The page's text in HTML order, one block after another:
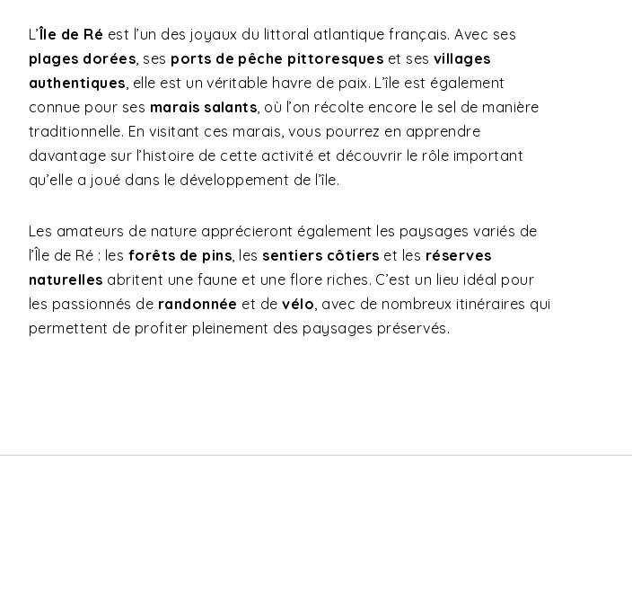
L’Île de Ré est l’un des joyaux du littoral atlantique français. Avec ses
plages dorées, ses ports de pêche pittoresques et ses villages
authentiques, elle est un véritable havre de paix. L’île est également
connue pour ses marais salants, où l’on récolte encore le sel de manière
traditionnelle. En visitant ces marais, vous pourrez en apprendre
davantage sur l’histoire de cette activité et découvrir le rôle important
qu’elle a joué dans le développement de l’île.
Les amateurs de nature apprécieront également les paysages variés de
l’Île de Ré : les forêts de pins, les sentiers côtiers et les réserves
naturelles abritent une faune et une flore riches. C’est un lieu idéal pour
les passionnés de randonnée et devélo, avec de nombreux itinéraires qui
permettent de profiter pleinement des paysages préservés.